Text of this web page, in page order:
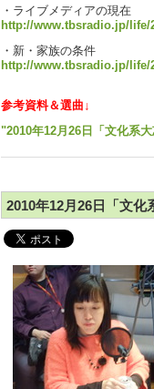
・ライブメディアの現在
http://www.tbsradio.jp/life/
・新・家族の条件
http://www.tbsradio.jp/life/
参考資料＆選曲↓
"2010年12月26日「文化系
2010年12月26日「文化